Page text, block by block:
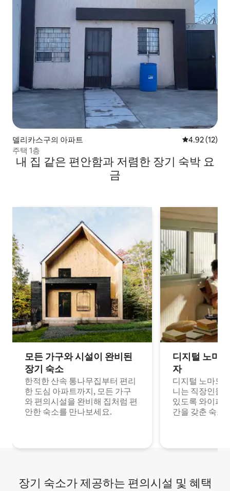
델리카스구의 아파트 평점 4.92점
4.92 (12)
주택 1층
내 집 같은 편안함과 저렴한 장기 숙박 요
금
모든 가구와 시설이 완비된
장기 숙소
한적한 산속 통나무집부터 편리
한 도심 아파트까지, 모든 가구
와 편의시설을 완비해 집처럼 편
안한 숙소를 만나보세요.
디지털 노마
자
디지털 노마드
니는 직장인들
있도록 와이파
간을 갖춘 숙소
장기 숙소가 제공하는 편의시설 및 혜택